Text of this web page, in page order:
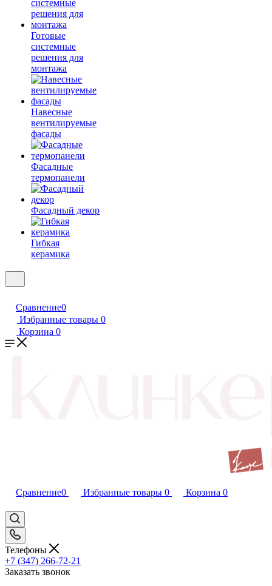
Готовые
системные
решения для
монтажа
Навесные
вентилируемые
фасады
Фасадные
термопанели
Фасадный декор
Гибкая
керамика
Сравнение0
Избранные товары 0
Корзина 0
Сравнение0 Избранные товары 0 Корзина 0
Телефоны
+7 (347) 266-72-21
Заказать звонок